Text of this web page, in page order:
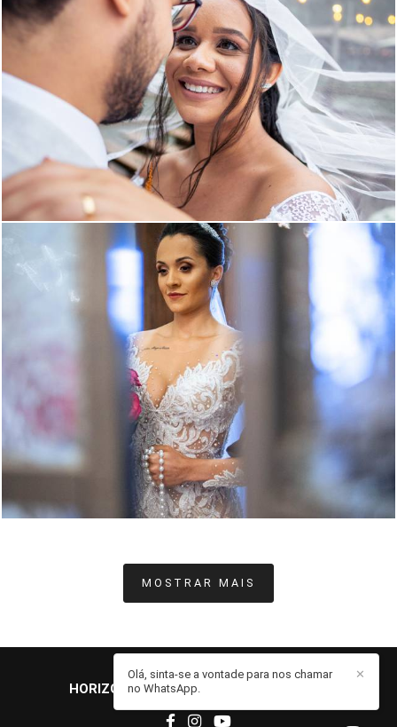
MOSTRAR MAIS
HORIZONTES FOTO & FILME
✕
Olá, sinta-se a vontade para nos chamar
no WhatsApp.